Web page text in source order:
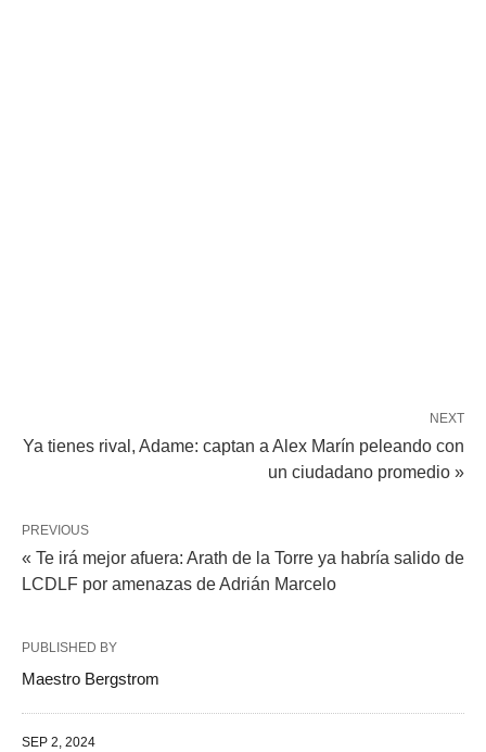
NEXT
Ya tienes rival, Adame: captan a Alex Marín peleando con
un ciudadano promedio »
PREVIOUS
« Te irá mejor afuera: Arath de la Torre ya habría salido de
LCDLF por amenazas de Adrián Marcelo
PUBLISHED BY
Maestro Bergstrom
SEP 2, 2024